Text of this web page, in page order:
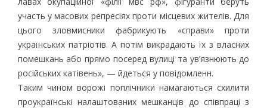
участь у масових репресіях проти місцевих жителів. Для
цього зловмисники фабрикують «справи» проти
українських патріотів. А потім викрадають їх з власних
помешкань або прямо посеред вулиці та ув’язнюють до
російських катівень», — йдеться у повідомленн.
Таким чином ворожі поплічники намагаються схилити
проукраїнські налаштованих мешканців до співпраці з